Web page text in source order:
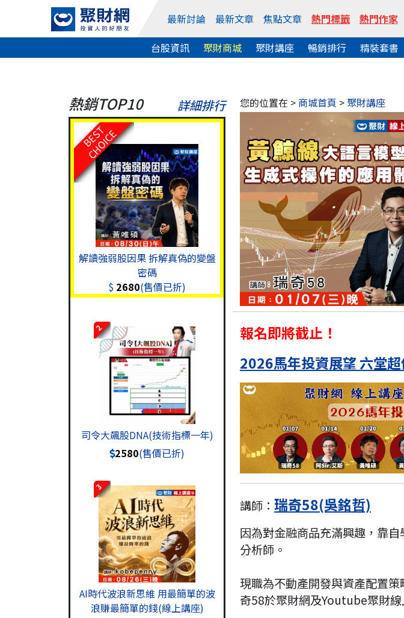
最新討論 最新文章 焦點文章 熱門標籤 熱門作家
台股資訊 聚財商城 聚財講座 暢銷排行 精裝套書
熱銷TOP10 詳細排行
BEST
CHOICE
解讀強弱股因果 拆解真偽的變盤
密碼
$ 2680(售價已折)
2
司令大飆股DNA(技術指標一年)
2580(售價已折)
3
AI時代波浪新思維 用最簡單的波
浪賺最簡單的錢(線上講座)
您的位置在 > 商城首頁 > 聚財講座
報名即將截止！
2026馬年投資展望 六堂
講師： 瑞奇58(吳銘哲)
因為對金融商品充滿興趣，靠
分析師。
現職為不動產開發與資產配置
奇58於聚財網及Youtube聚財